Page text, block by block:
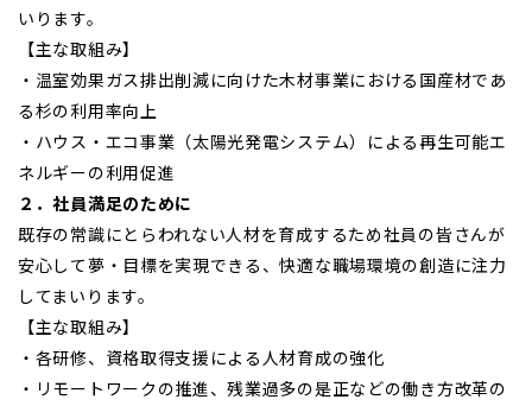
いります。
【主な取組み】
・温室効果ガス排出削減に向けた木材事業における国産材であ
る杉の利用率向上
・ハウス・エコ事業（太陽光発電システム）による再生可能エ
ネルギーの利用促進
２．社員満足のために
既存の常識にとらわれない人材を育成するため社員の皆さんが
安心して夢・目標を実現できる、快適な職場環境の創造に注力
してまいります。
【主な取組み】
・各研修、資格取得支援による人材育成の強化
・リモートワークの推進、残業過多の是正などの働き方改革の